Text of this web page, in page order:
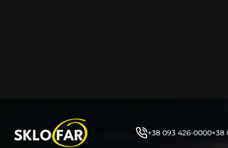
Цілком зрозуміло, що далеко не завжди потрібна повна
як це часто пропонують автосервіси та автодилери.
заощадити та придбати тільки те, що потребує
+38 093 426-0000+38